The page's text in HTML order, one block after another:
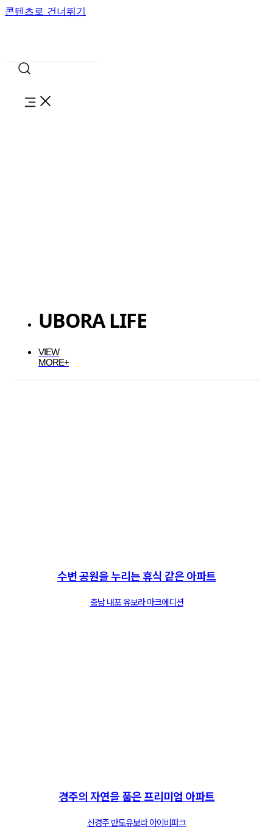
콘텐츠로 건너뛰기
UBORA LIFE
VIEW
MORE+
수변 공원을 누리는 휴식 같은 아파트
충남 내포 유보라 마크에디션
경주의 자연을 품은 프리미엄 아파트
신경주 반도유보라 아이비파크